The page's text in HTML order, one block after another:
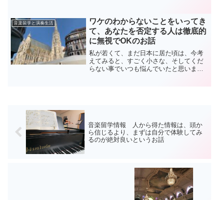
つとして、アウトプットがあります。語
学でいうインプットは、ご存...
音楽留学と演奏生活
ワケのわからないことをいってき
て、あなたを否定する人は徹底的
に無視でOKのお話
私が若くて、まだ日本に居た頃は、今考
えてみると、すごく小さな、そしてくだ
らない事でいつも悩んでいたと思いま
音楽留学情報 人から得た情報は、頭か
ら信じるより、まずは自分で体験してみ
るのが絶対良いというお話